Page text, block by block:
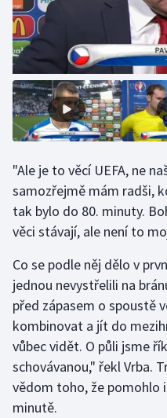
Motorsport
Olympijské hry
Parasport
Plavání
Plážový volejbal
Ragby
Rychlostní kanoistika
Short track
Sportovní střelba
Stolní tenis
"Ale je to věcí UEFA, ne
samozřejmě mám radši,
tak bylo do 80. minuty.
věci stávají, ale není to
Co se podle něj dělo v
jednou nevystřelili na
před zápasem o spoustě
kombinovat a jít do
vůbec vidět. O půli jsme
schovávanou," řekl Vrba.
vědom toho, že pomohlo
minutě.